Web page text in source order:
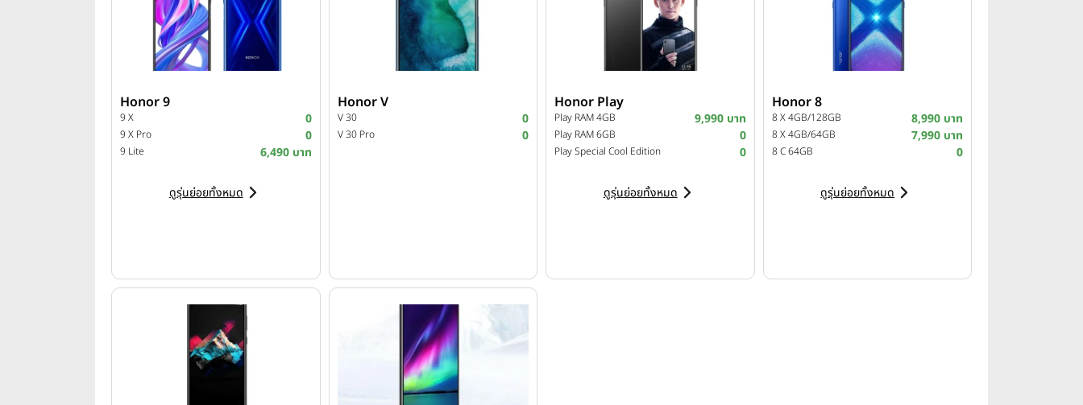
Honor 9
9 X 0
9 X Pro 0
9 Lite 6,490 บาท
ดูรุ่นย่อยทั้งหมด
Honor V
V 30 0
V 30 Pro 0
Honor Play
Play RAM 4GB 9,990 บาท
Play RAM 6GB 0
Play Special Cool Edition 0
ดูรุ่นย่อยทั้งหมด
Honor 8
8 X 4GB/128GB 8,990 บาท
8 X 4GB/64GB 7,990 บาท
8 C 64GB 0
ดูรุ่นย่อยทั้งหมด